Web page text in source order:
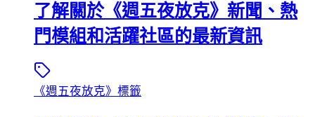
了解關於《週五夜放克》新聞、熱
門模組和活躍社區的最新資訊
《週五夜放克》標籤